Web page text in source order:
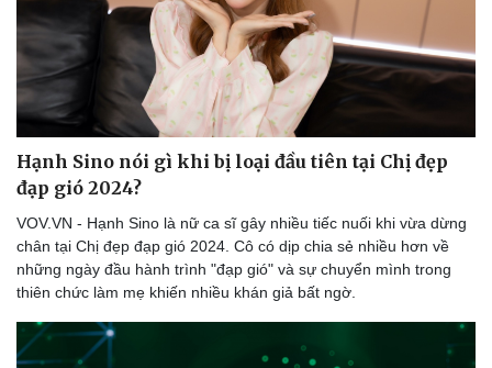
Tư vấn
Săn Tour
check-in
Podcast
Câu chuyện thời sự
Đọc truyện đêm khuya
Cửa sổ tình yêu
Kể chuyện cho bé
Hạt giống tâm hồn
Hạnh Sino nói gì khi bị loại đầu tiên tại Chị đẹp
đạp gió 2024?
VOV.VN - Hạnh Sino là nữ ca sĩ gây nhiều tiếc nuối khi vừa dừng
chân tại Chị đẹp đạp gió 2024. Cô có dịp chia sẻ nhiều hơn về
những ngày đầu hành trình "đạp gió" và sự chuyển mình trong
thiên chức làm mẹ khiến nhiều khán giả bất ngờ.